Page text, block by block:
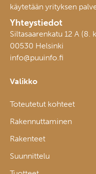
käytetään yrityksen
Yhteystiedot
Siltasaarenkatu 12 A (8.
00530 Helsinki
info@puuinfo.fi
Valikko
Toteutetut kohteet
Rakennuttaminen
Rakenteet
Suunnittelu